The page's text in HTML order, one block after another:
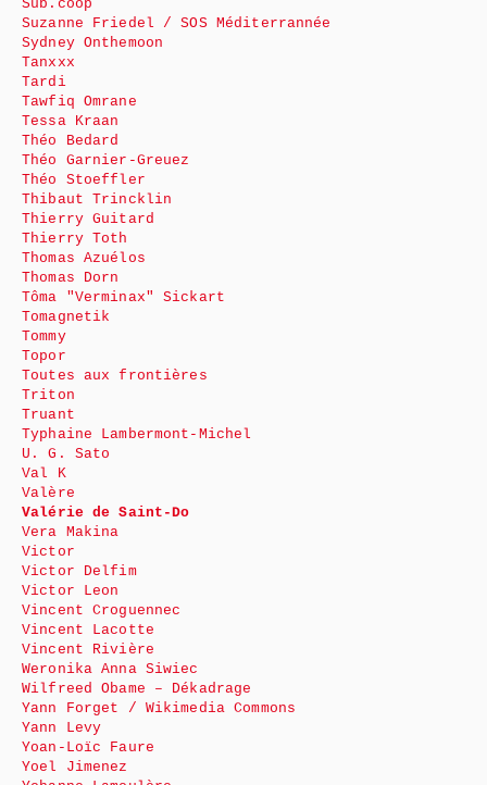
Sub.coop
Suzanne Friedel / SOS Méditerrannée
Sydney Onthemoon
Tanxxx
Tardi
Tawfiq Omrane
Tessa Kraan
Théo Bedard
Théo Garnier-Greuez
Théo Stoeffler
Thibaut Trincklin
Thierry Guitard
Thierry Toth
Thomas Azuélos
Thomas Dorn
Tôma "Verminax" Sickart
Tomagnetik
Tommy
Topor
Toutes aux frontières
Triton
Truant
Typhaine Lambermont-Michel
U. G. Sato
Val K
Valère
Valérie de Saint-Do
Vera Makina
Victor
Victor Delfim
Victor Leon
Vincent Croguennec
Vincent Lacotte
Vincent Rivière
Weronika Anna Siwiec
Wilfreed Obame – Dékadrage
Yann Forget / Wikimedia Commons
Yann Levy
Yoan-Loïc Faure
Yoel Jimenez